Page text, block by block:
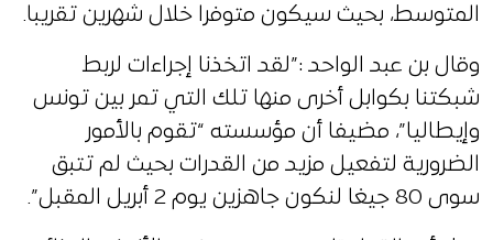
المتوسط، بحيث سيكون متوفرا خلال شهرين تقريبا.
وقال بن عبد الواحد :”لقد اتخذنا إجراءات لربط
شبكتنا بكوابل أخرى منها تلك التي تمر بين تونس
وإيطاليا”، مضيفا أن مؤسسته “تقوم بالأمور
الضرورية لتفعيل مزيد من القدرات بحيث لم تتبق
سوى 80 جيغا لنكون جاهزين يوم 2 أبريل المقبل”.